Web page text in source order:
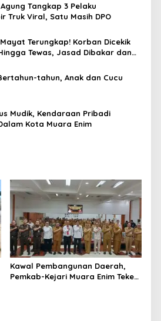
Tangkap 3 Pelaku
Truk Viral, Satu Masih DPO
Terungkap! Korban Dicekik
Tewas, Jasad Dibakar dan
tahun, Anak dan Cucu
Mudik, Kendaraan Pribadi
Kota Muara Enim
Kawal Pembangunan Daerah,
Pemkab-Kejari Muara Enim Teken